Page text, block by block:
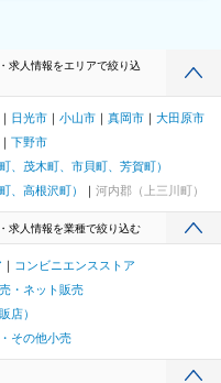
求人情報をエリアで絞り込
日光市 小山市 真岡市
大田原市
下野市
、茂木町、市貝町、芳賀町）
、高根沢町） 河内郡（上三川町）
求人情報を業種で絞り込む
コンビニエンスストア
・ネット販売
店）
その他小売